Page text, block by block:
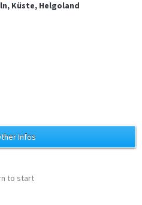
Küste, Helgoland
Infos
to start